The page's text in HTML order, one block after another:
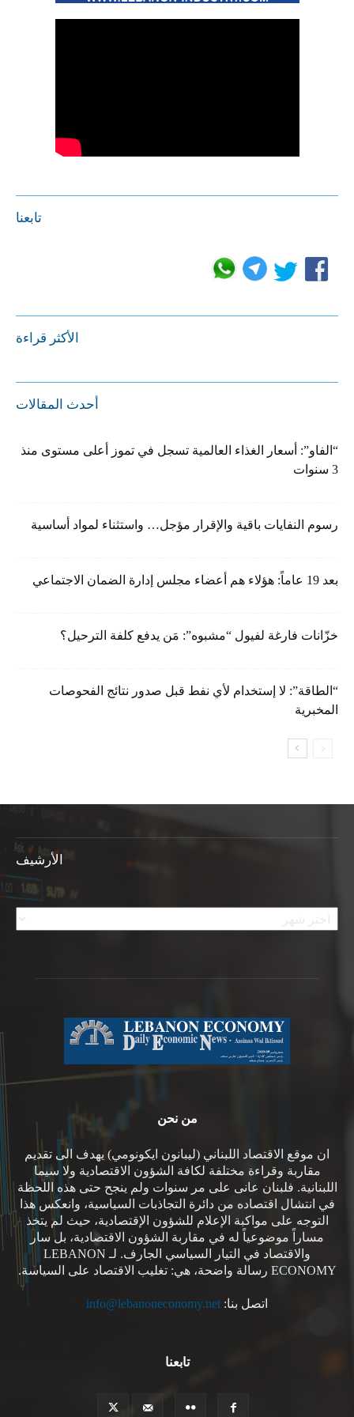
تابعنا
الأكثر قراءة
أحدث المقالات
“الفاو”: أسعار الغذاء العالمية تسجل في تموز أعلى مستوى منذ
3 سنوات
رسوم النفايات باقية والإقرار مؤجل… واستثناء لمواد أساسية
بعد 19 عاماً: هؤلاء هم أعضاء مجلس إدارة الضمان الاجتماعي
خزّانات فارغة لفيول “مشبوه”: مَن يدفع كلفة الترحيل؟
“الطاقة”: لا إستخدام لأي نفط قبل صدور نتائج الفحوصات
المخبرية
الأرشيف
الأرشيف
من نحن
ان موقع الاقتصاد اللبناني (ليبانون ايكونومي) يهدف الى تقديم
مقاربة وقراءة مختلفة لكافة الشؤون الاقتصادية ولا سيما
اللبنانية. فلبنان عانى على مر سنوات ولم ينجح حتى هذه اللحظة
في انتشال اقتصاده من دائرة التجاذبات السياسية، وانعكس هذا
التوجه على مواكبة الإعلام للشؤون الإقتصادية، حيث لم يتخذ
مساراً موضوعياً له في مقاربة الشؤون الاقتصادية، بل سار
والاقتصاد في التيار السياسي الجارف. لـ LEBANON
ECONOMY رسالة واضحة، هي: تغليب الاقتصاد على السياسة.
اتصل بنا: info@lebanoneconomy.net
تابعنا